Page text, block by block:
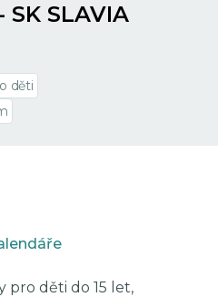
SK SLAVIA
děti
pro děti do 15 let,